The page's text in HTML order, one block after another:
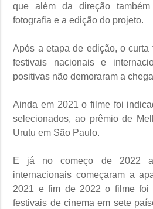
que além da direção
fotografia e a edição do projeto.
Após a etapa de edição, o curta
festivais nacionais e
positivas não demoraram a
Ainda em 2021 o filme foi
selecionados, ao prêmio de
Urutu em São Paulo.
E já no começo de 2022
internacionais começaram a
2021 e fim de 2022 o filme foi
festivais de cinema em sete